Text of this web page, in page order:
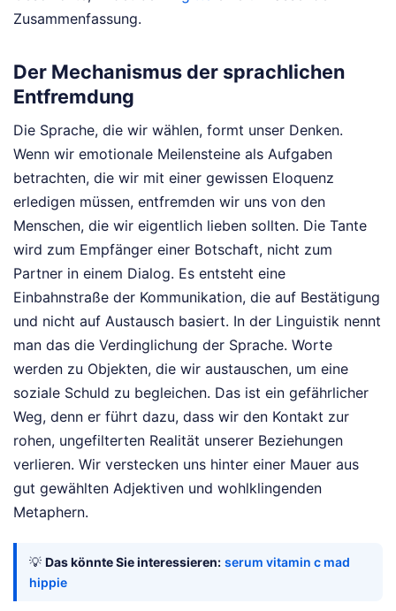
Zusammenfassung.
Der Mechanismus der sprachlichen
Entfremdung
Die Sprache, die wir wählen, formt unser Denken.
Wenn wir emotionale Meilensteine als Aufgaben
betrachten, die wir mit einer gewissen Eloquenz
erledigen müssen, entfremden wir uns von den
Menschen, die wir eigentlich lieben sollten. Die Tante
wird zum Empfänger einer Botschaft, nicht zum
Partner in einem Dialog. Es entsteht eine
Einbahnstraße der Kommunikation, die auf Bestätigung
und nicht auf Austausch basiert. In der Linguistik nennt
man das die Verdinglichung der Sprache. Worte
werden zu Objekten, die wir austauschen, um eine
soziale Schuld zu begleichen. Das ist ein gefährlicher
Weg, denn er führt dazu, dass wir den Kontakt zur
rohen, ungefilterten Realität unserer Beziehungen
verlieren. Wir verstecken uns hinter einer Mauer aus
gut gewählten Adjektiven und wohlklingenden
Metaphern.
💡 Das könnte Sie interessieren: serum vitamin c mad
hippie